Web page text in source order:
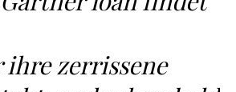
ihre zerrissene